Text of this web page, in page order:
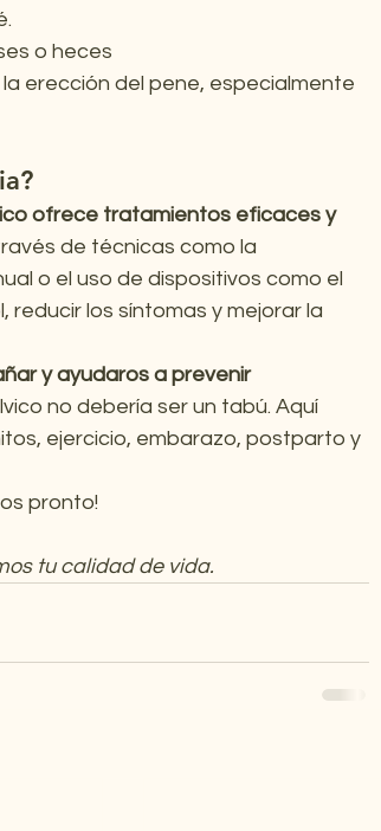
o heces
erección del pene, especialmente
ofrece tratamientos eficaces y
de técnicas como la
o el uso de dispositivos como el
los síntomas y mejorar la
y ayudaros a prevenir
no debería ser un tabú. Aquí
ejercicio, embarazo, postparto y
pronto!
tu calidad de vida.